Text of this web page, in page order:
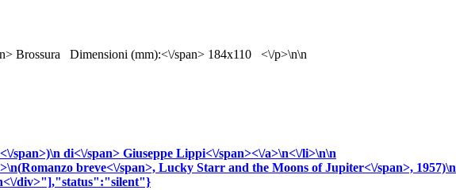
Brossura Dimensioni (mm):<\/span> 184x110 <\/p>\n\n
span>)\n di<\/span> Giuseppe Lippi<\/span><\/a>\n<\/li>\n\n
Romanzo breve<\/span>, Lucky Starr and the Moons of Jupiter<\/span>, 1957)\n
div>"],"status":"silent"}